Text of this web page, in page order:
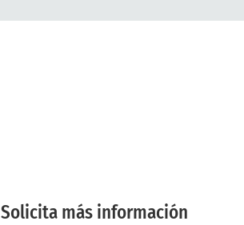
Solicita más información